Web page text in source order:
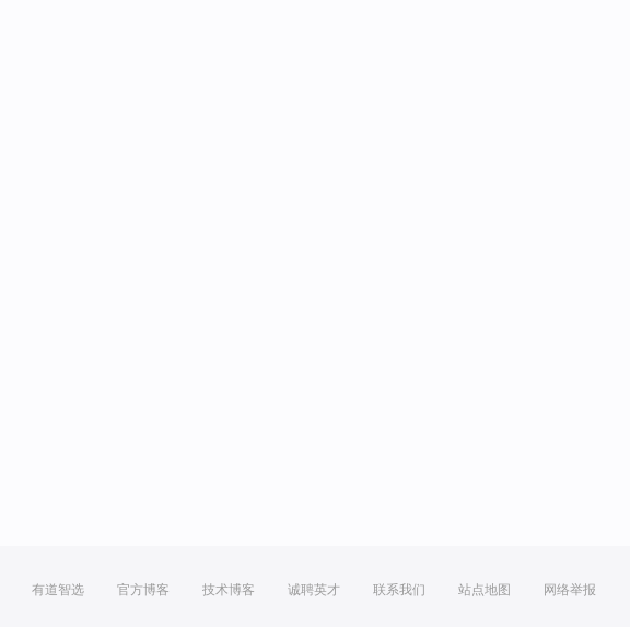
有道智选 官方博客 技术博客 诚聘英才 联系我们 站点地图 网络举报